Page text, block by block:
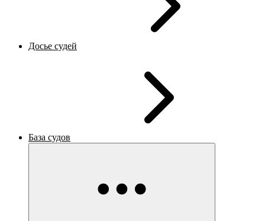
Досье судей
База судов